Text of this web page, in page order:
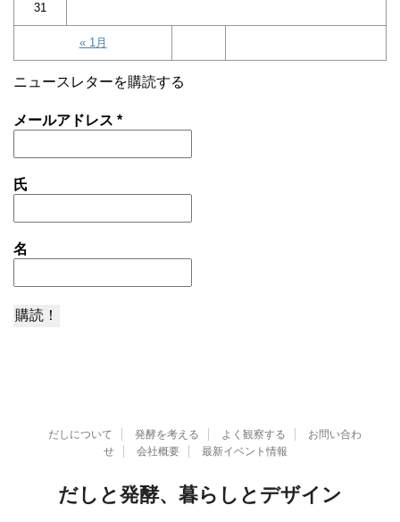
« 1月
31
ニュースレターを購読する
メールアドレス *
氏
名
だしについて 発酵を考える よく観察する
お問い合わ
せ
会社概要 最新イベント情報
だしと発酵、暮らしとデザイン